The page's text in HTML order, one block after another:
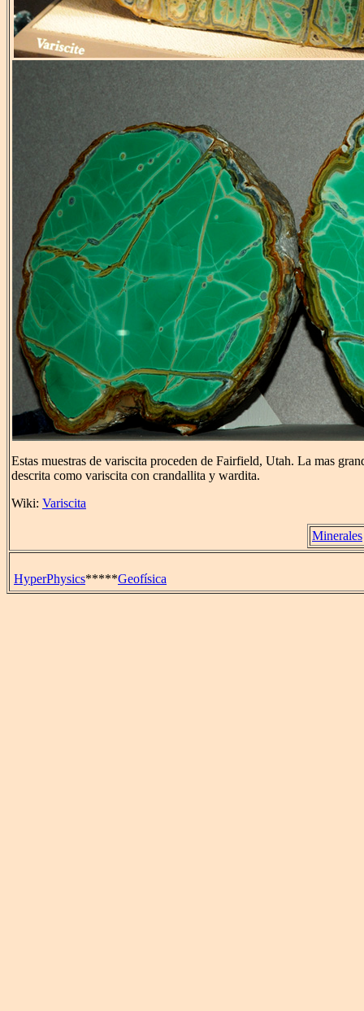
Estas muestras de variscita proceden de Fairfield, Utah. La mas
descrita como variscita con crandallita y wardita.
Wiki: Variscita
Minerales
HyperPhysics*****Geofísica